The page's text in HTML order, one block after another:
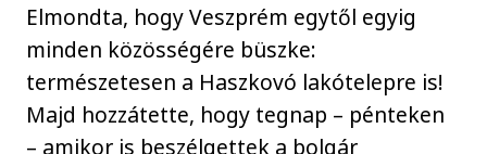
Elmondta, hogy Veszprém egytől egyig
minden közösségére büszke:
természetesen a Haszkovó lakótelepre is!
Majd hozzátette, hogy tegnap – pénteken
– amikor is beszélgettek a bolgár